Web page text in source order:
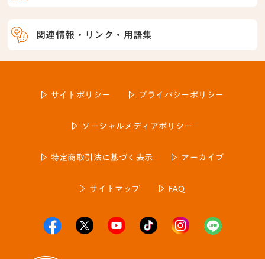
関連情報・リンク・用語集
サイトポリシー プライバシーポリシー
ソーシャルメディアポリシー
特定商取引法に基づく表示 アーカイブ
サイトマップ FAQ